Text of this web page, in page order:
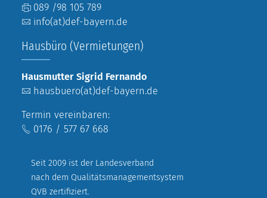
089 /98 105 789
info(at)def-bayern.de
Hausbüro (Vermietungen)
Hausmutter Sigrid Fernando
hausbuero(at)def-bayern.de
Termin vereinbaren:
0176 / 577 67 668
Seit 2009 ist der Landesverband
nach dem Qualitätsmanagementsystem
QVB zertifiziert.